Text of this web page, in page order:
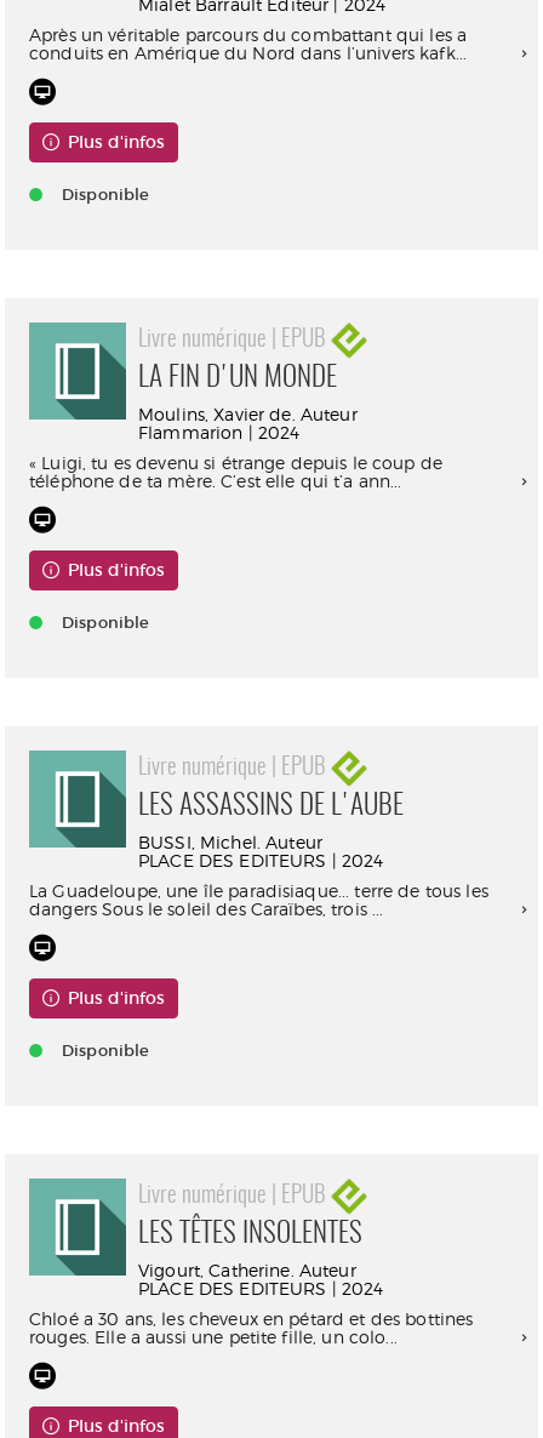
Mialet Barrault Éditeur | 2024
Après un véritable parcours du combattant qui les a
conduits en Amérique du Nord dans l’univers kafk...
Plus d'infos
Disponible
Livre numérique | EPUB
LA FIN D'UN MONDE
Moulins, Xavier de. Auteur
Flammarion | 2024
« Luigi, tu es devenu si étrange depuis le coup de
téléphone de ta mère. C’est elle qui t’a ann...
Plus d'infos
Disponible
Livre numérique | EPUB
LES ASSASSINS DE L'AUBE
BUSSI, Michel. Auteur
PLACE DES EDITEURS | 2024
La Guadeloupe, une île paradisiaque... terre de tous les
dangers Sous le soleil des Caraïbes, trois ...
Plus d'infos
Disponible
Livre numérique | EPUB
LES TÊTES INSOLENTES
Vigourt, Catherine. Auteur
PLACE DES EDITEURS | 2024
Chloé a 30 ans, les cheveux en pétard et des bottines
rouges. Elle a aussi une petite fille, un colo...
Plus d'infos